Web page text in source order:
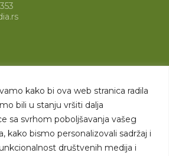
kako bi ova web stranica radila
bili u stanju vršiti dalja
sa svrhom poboljšavanja vašeg
kako bismo personalizovali sadržaj i
društvenih medija i